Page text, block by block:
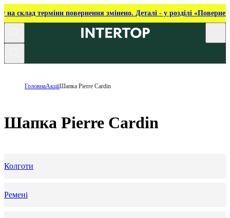
на склад терміни повернення змінено. Деталі - у розділі
ГоловнаАкціїШапка Pierre Cardin
Шапка Pierre Cardin
Колготи
Ремені